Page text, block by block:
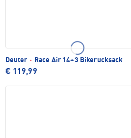
Deuter · Race Air 14+3 Bikerucksack
€ 119,99